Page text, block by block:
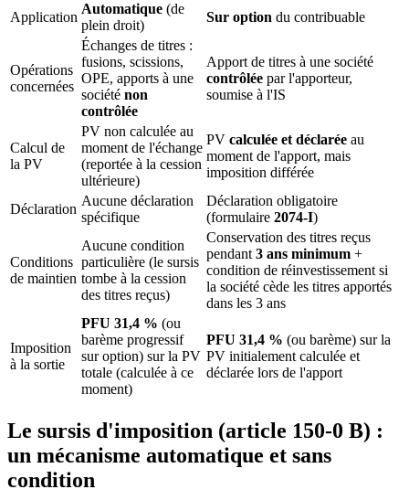
Application
Automatique (de
plein droit)
Sur option du contribuable
Opérations
concernées
Échanges de titres :
fusions, scissions,
OPE, apports à une
société non
contrôlée
Apport de titres à une société
contrôlée par l'apporteur,
soumise à l'IS
Calcul de
la PV
PV non calculée au
moment de l'échange
(reportée à la cession
ultérieure)
PV calculée et déclarée au
moment de l'apport, mais
imposition différée
Déclaration
Aucune déclaration
spécifique
Déclaration obligatoire
(formulaire 2074-I)
Conditions
de maintien
Aucune condition
particulière (le sursis
tombe à la cession
des titres reçus)
Conservation des titres reçus
pendant 3 ans minimum +
condition de réinvestissement si
la société cède les titres apportés
dans les 3 ans
Imposition
à la sortie
PFU 31,4 % (ou
barème progressif
sur option) sur la PV
totale (calculée à ce
moment)
PFU 31,4 % (ou barème) sur la
PV initialement calculée et
déclarée lors de l'apport
Le sursis d'imposition (article 150-0 B) :
un mécanisme automatique et sans
condition